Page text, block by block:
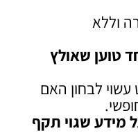
וללא
טוען שאולץ
לבחון האם
שגוי תקף